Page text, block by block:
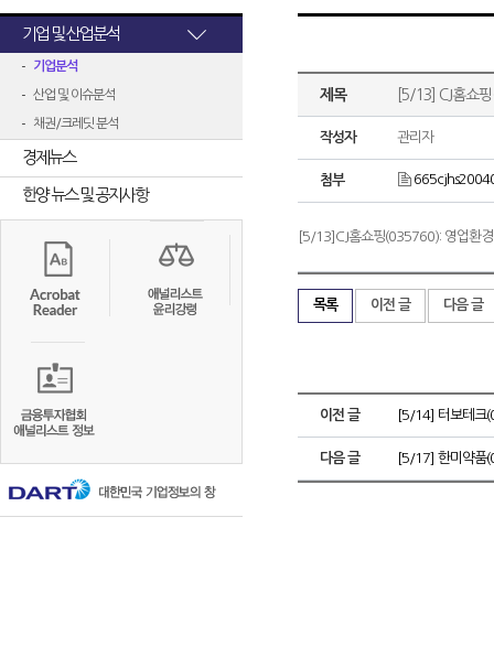
기업 및 산업분석
기업분석
산업 및 이슈분석
채권/크레딧 분석
경제뉴스
한양 뉴스 및 공지사항
제목 [5/13] CJ홈쇼
작성자 관리자
첨부
[5/13]CJ홈쇼핑(035760): 영업환
목록 이전 글 다음 글
이전 글 [5/14] 터보테크
다음 글 [5/17] 한미약품